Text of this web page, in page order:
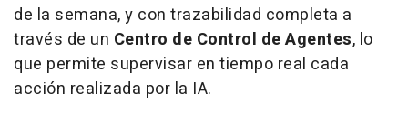
de la semana, y con trazabilidad completa a
través de un Centro de Control de Agentes, lo
que permite supervisar en tiempo real cada
acción realizada por la IA.